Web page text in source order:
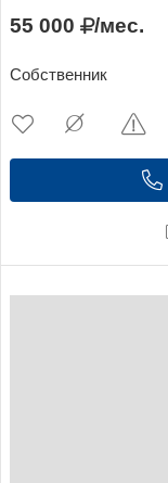
55 000 /мес.
Собственник